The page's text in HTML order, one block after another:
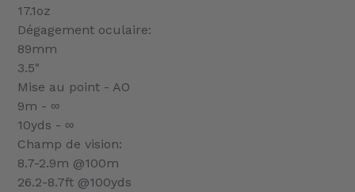
17.1oz
Dégagement oculaire:
89mm
3.5"
Mise au point - AO
9m - ∞
10yds - ∞
Champ de vision:
8.7-2.9m @100m
26.2-8.7ft @100yds